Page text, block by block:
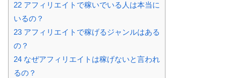
22 アフィリエイトで稼いでいる人は本当に
いるの？
23 アフィリエイトで稼げるジャンルはある
の？
24 なぜアフィリエイトは稼げないと言われ
るの？